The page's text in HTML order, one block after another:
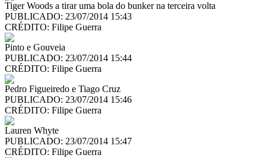
Tiger Woods a tirar uma bola do bunker na terceira volta
PUBLICADO: 23/07/2014 15:43
CRÉDITO: Filipe Guerra
Pinto e Gouveia
PUBLICADO: 23/07/2014 15:44
CRÉDITO: Filipe Guerra
Pedro Figueiredo e Tiago Cruz
PUBLICADO: 23/07/2014 15:46
CRÉDITO: Filipe Guerra
Lauren Whyte
PUBLICADO: 23/07/2014 15:47
CRÉDITO: Filipe Guerra